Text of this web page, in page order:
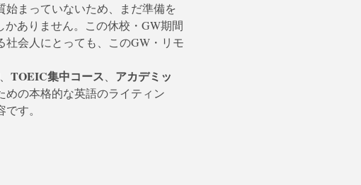
まっていないため、まだ準備を
かありません。この休校・GW期間
会人にとっても、このGW・リモ
TOEIC集中コース
アカデミッ
の本格的な英語のライティン
す。